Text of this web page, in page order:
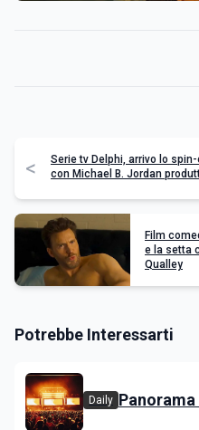
<
Serie tv Delphi, arrivo lo
con Michael B. Jordan
Film
e la setta
Qualley
Potrebbe Interessarti
Daily Panorama